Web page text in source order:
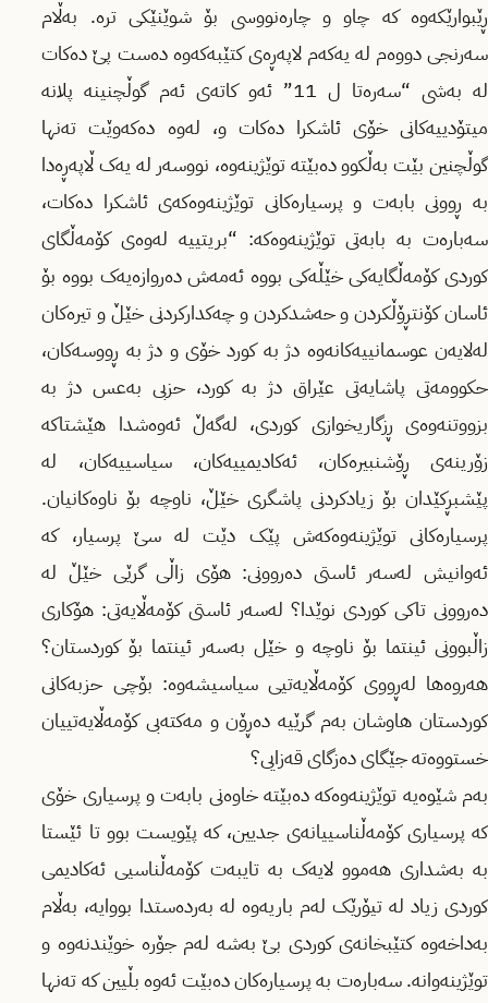
ڕێبوارێکەوە کە چاو و چارەنووسى بۆ شوێنێکى ترە. بەڵام
سەرنجى دووەم لە یەکەم لاپەڕەى کتێبەکەوە دەست پێ دەکات
لە بەشى “سەرەتا ل 11” ئەو کاتەى ئەم گوڵچنینە پلانە
میتۆدییەکانى خۆى ئاشکرا دەکات و، لەوە دەکەوێت تەنها
گوڵچنین بێت بەڵکوو دەبێتە توێژینەوە، نووسەر لە یەک ڵاپەڕەدا
بە ڕوونى بابەت و پرسیارەکانى توێژینەوەکەى ئاشکرا دەکات،
سەبارەت بە بابەتی توێژینەوەکە: “بریتییە لەوەى کۆمەڵگاى
کوردى کۆمەڵگایەکى خێڵەکى بووە ئەمەش دەروازەیەک بووە بۆ
ئاسان کۆنتڕۆڵکردن و حەشدکردن و چەکدارکردنى خێڵ و تیرەکان
لەلایەن عوسمانییەکانەوە دژ بە کورد خۆى و دژ بە ڕووسەکان،
حکوومەتى پاشایەتى عێراق دژ بە کورد، حزبى بەعس دژ بە
بزووتنەوەى ڕزگاریخوازى کوردى، لەگەڵ ئەوەشدا هێشتاکە
زۆرینەى ڕۆشنبیرەکان، ئەکادیمییەکان، سیاسییەکان، لە
پێشبڕکێدان بۆ زیادکردنى پاشگرى خێڵ، ناوچە بۆ ناوەکانیان.
پرسیارەکانى توێژینەوەکەش پێک دێت لە سێ پرسیار، کە
ئەوانیش لەسەر ئاستی دەروونى: هۆى زاڵى گرێى خێڵ لە
دەروونى تاکى کوردى نوێدا؟ لەسەر ئاستی کۆمەڵایەتى: هۆکارى
زاڵبوونى ئینتما بۆ ناوچە و خێل بەسەر ئینتما بۆ کوردستان؟
هەروەها لەڕووى کۆمەڵایەتیى سیاسیشەوە: بۆچى حزبەکانى
کوردستان هاوشان بەم گرێیە دەڕۆن و مەکتەبى کۆمەڵایەتییان
خستووەتە جێگاى دەزگاى قەزایی؟
بەم شێوەیە توێژینەوەکە دەبێتە خاوەنى بابەت و پرسیارى خۆى
کە پرسیاری کۆمەڵناسییانەى جدیین، کە پێویست بوو تا ئێستا
بە بەشدارى هەموو لایەک بە تایبەت کۆمەڵناسیى ئەکادیمى
کوردى زیاد لە تیۆرێک لەم باریەوە لە بەردەستدا بووایە، بەڵام
بەداخەوە کتێبخانەى کوردى بێ بەشە لەم جۆرە خوێندنەوە و
توێژینەوانە. سەبارەت بە پرسیارەکان دەبێت ئەوە بڵیین کە تەنها